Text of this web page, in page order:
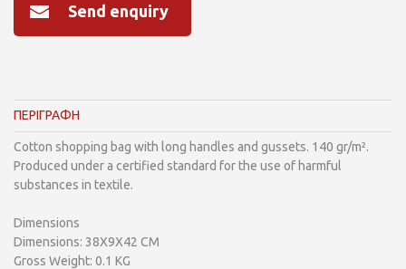
Send enquiry
ΠΕΡΙΓΡΑΦΗ
Cotton shopping bag with long handles and gussets. 140 gr/m².
Produced under a certified standard for the use of harmful
substances in textile.
Dimensions
Dimensions: 38X9X42 CM
Gross Weight: 0.1 KG